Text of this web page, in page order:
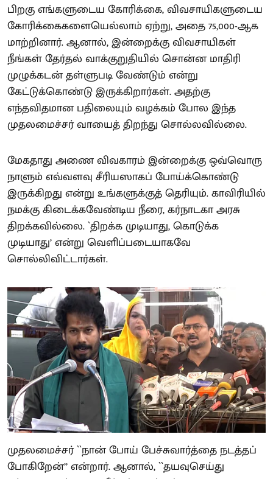
பிறகு எங்களுடைய கோரிக்கை, விவசாயிகளுடைய
கோரிக்கைகளையெல்லாம் ஏற்று, அதை 75,000-ஆக
மாற்றினார். ஆனால், இன்றைக்கு விவசாயிகள்
நீங்கள் தேர்தல் வாக்குறுதியில் சொன்ன மாதிரி
முழுக்கடன் தள்ளுபடி வேண்டும் என்று
கேட்டுக்கொண்டு இருக்கிறார்கள். அதற்கு
எந்தவிதமான பதிலையும் வழக்கம் போல இந்த
முதலமைச்சர் வாயைத் திறந்து சொல்லவில்லை.
மேகதாது அணை விவகாரம் இன்றைக்கு ஒவ்வொரு
நாளும் எவ்வளவு சீரியஸாகப் போய்க்கொண்டு
இருக்கிறது என்று உங்களுக்குத் தெரியும். காவிரியில்
நமக்கு கிடைக்கவேண்டிய நீரை, கர்நாடகா அரசு
திறக்கவில்லை. `திறக்க முடியாது, கொடுக்க
முடியாது’ என்று வெளிப்படையாகவே
சொல்லிவிட்டார்கள்.
முதலமைச்சர் ``நான் போய் பேச்சுவார்த்தை நடத்தப்
போகிறேன்’’ என்றார். ஆனால், ``தயவுசெய்து